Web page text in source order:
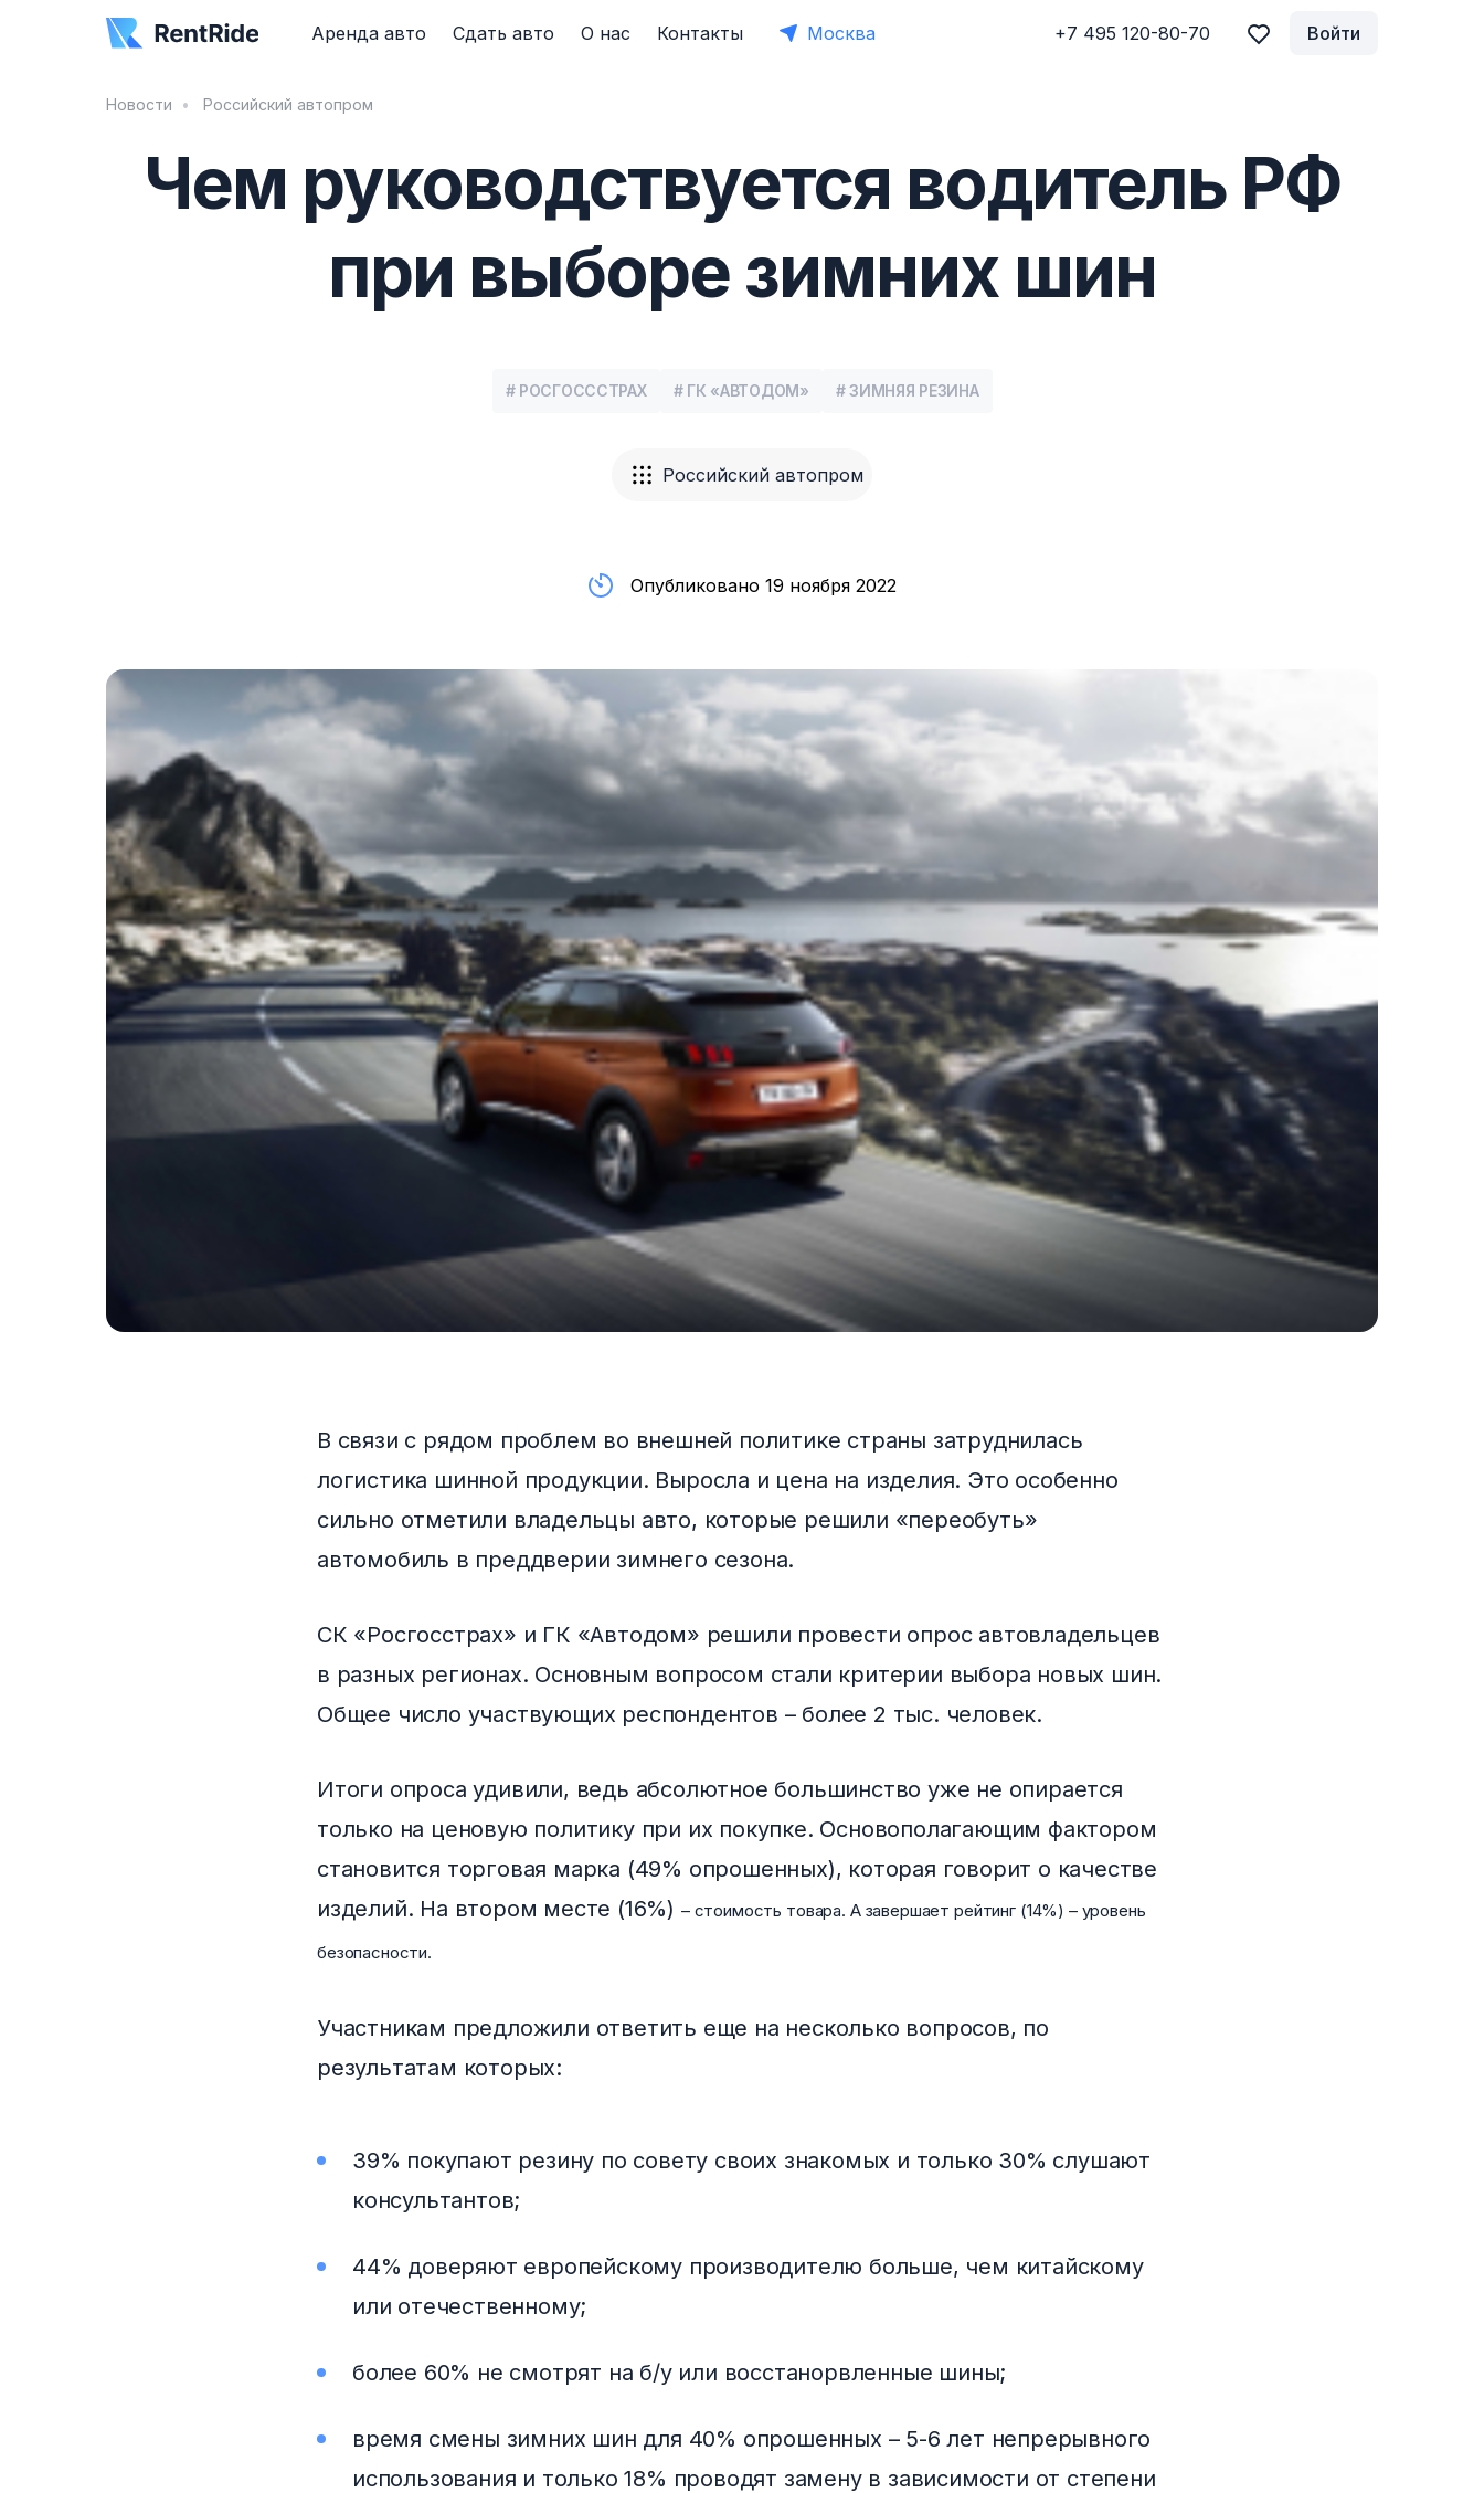
Аренда авто Сдать авто О нас Контакты Москва +7 495 120-80-70 Войти
Новости Российский автопром
Чем руководствуется водитель РФ
при выборе зимних шин
# РОСГОСССТРАХ # ГК «АВТОДОМ» # ЗИМНЯЯ РЕЗИНА
Российский автопром
Опубликовано 19 ноября 2022
В связи с рядом проблем во внешней политике страны затруднилась
логистика шинной продукции. Выросла и цена на изделия. Это особенно
сильно отметили владельцы авто, которые решили «переобуть»
автомобиль в преддверии зимнего сезона.
СК «Росгосстрах» и ГК «Автодом» решили провести опрос автовладельцев
в разных регионах. Основным вопросом стали критерии выбора новых шин.
Общее число участвующих респондентов – более 2 тыс. человек.
Итоги опроса удивили, ведь абсолютное большинство уже не опирается
только на ценовую политику при их покупке. Основополагающим фактором
становится торговая марка (49% опрошенных), которая говорит о качестве
изделий. На втором месте (16%) –стоимость товара. А завершает рейтинг (14%) – уровень
безопасности.
Участникам предложили ответить еще на несколько вопросов, по
результатам которых:
39% покупают резину по совету своих знакомых и только 30% слушают
консультантов;
44% доверяют европейскому производителю больше, чем китайскому
или отечественному;
более 60% не смотрят на б/у или восстанорвленные шины;
время смены зимних шин для 40% опрошенных – 5-6 лет непрерывного
использования и только 18% проводят замену в зависимости от степени